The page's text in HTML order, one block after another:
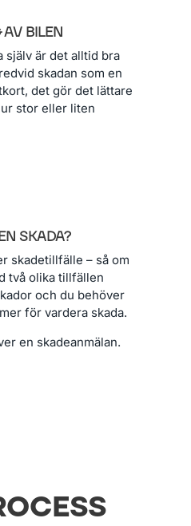
BILEN
själv är det alltid bra
skadan som en
det gör det lättare
stor eller liten
SKADA?
skadetillfälle – så om
två olika tillfällen
och du behöver
för vardera skada.
en skadeanmälan.